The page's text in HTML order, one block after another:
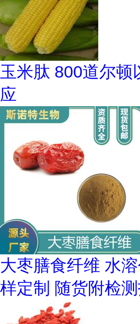
玉米肽 800道尔顿
应
大枣膳食纤维 水
样定制 随货附检